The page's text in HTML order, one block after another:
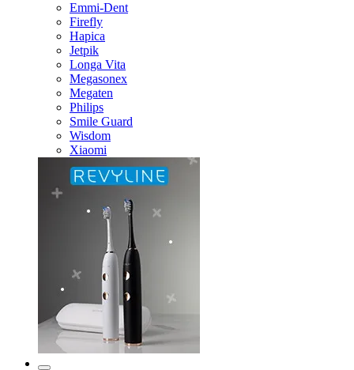
Emmi-Dent
Firefly
Hapica
Jetpik
Longa Vita
Megasonex
Megaten
Philips
Smile Guard
Wisdom
Xiaomi